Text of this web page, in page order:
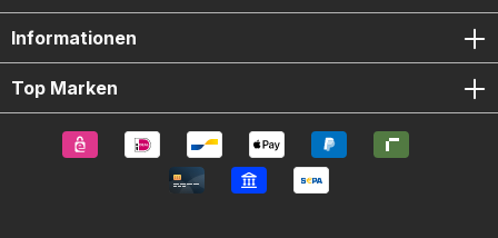
Informationen
Top Marken